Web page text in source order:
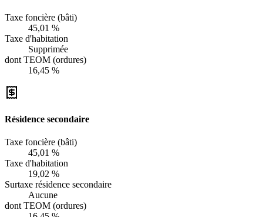
Taxe foncière (bâti)
45,01 %
Taxe d'habitation
Supprimée
dont TEOM (ordures)
16,45 %
Résidence secondaire
Taxe foncière (bâti)
45,01 %
Taxe d'habitation
19,02 %
Surtaxe résidence secondaire
Aucune
dont TEOM (ordures)